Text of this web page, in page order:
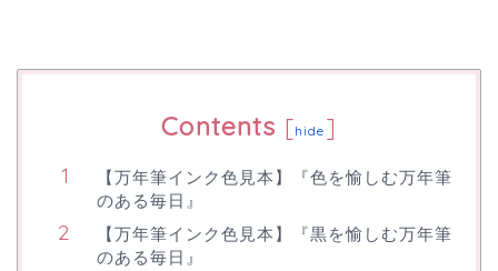
Contents [hide ]
【万年筆インク色見本】『色を愉しむ万年筆
のある毎日』
【万年筆インク色見本】『黒を愉しむ万年筆
のある毎日』